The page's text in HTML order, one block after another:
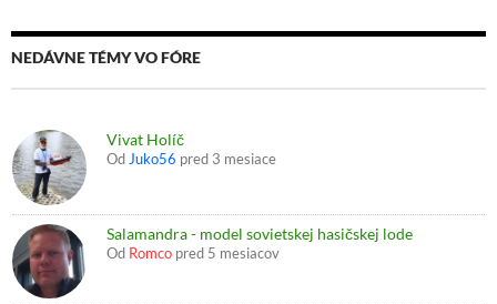
NEDÁVNE TÉMY VO FÓRE
Vivat Holíč
OdJuko56 pred 3 mesiace
Salamandra - model sovietskej hasičskej lode
Od Romco pred 5 mesiacov